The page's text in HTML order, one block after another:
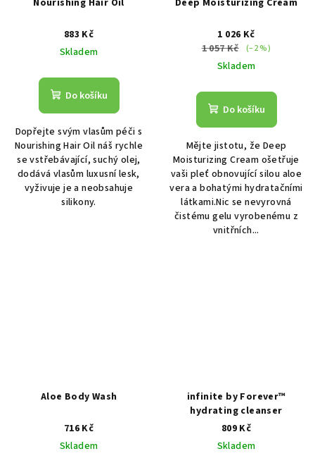
883 Kč
Skladem
Do košíku
Dopřejte svým vlasům péči s
Nourishing Hair Oil náš rychle
se vstřebávající, suchý olej,
dodává vlasům luxusní lesk,
vyživuje je a neobsahuje
silikony.
1 026 Kč
1 057 Kč (–2 %)
Skladem
Do košíku
Mějte jistotu, že Deep
Moisturizing Cream ošetřuje
vaši pleť obnovující silou aloe
vera a bohatými hydratačními
látkami.Nic se nevyrovná
čistému gelu vyrobenému z
vnitřních...
Aloe Body Wash
716 Kč
Skladem
infinite by Forever™
hydrating cleanser
809 Kč
Skladem